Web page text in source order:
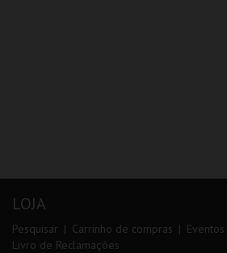
LOJA
Pesquisar Carrinho de compras Eventos
Livro de Reclamações